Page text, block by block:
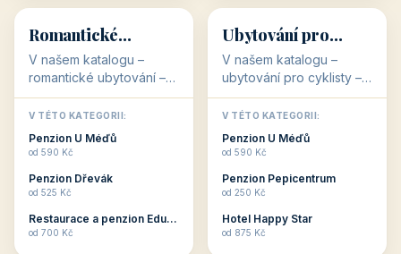
💕
Romantické
ubytování
V našem katalogu –
romantické ubytování –
jsou pro Vás připraveny
objekty, které svojí
stavbou, polohou anebo
zaměřením nabízí
Romantické ...
V TÉTO KATEGORII:
Penzion U Méďů
od 590 Kč
Penzion Dřevák
od 525 Kč
Restaurace a penzion Eduard
od 700 Kč
🚴 32 objektů
Ubytování pro
cyklisty
V našem katalogu –
ubytování pro cyklisty –
jsou pro Vás připraveny
objekty, které jsou na
milovníky cykloturistiky
připraveny. Většinou mají
V TÉTO KATEGORII:
Penzion U Méďů
od 590 Kč
Penzion Pepicentrum
od 250 Kč
Hotel Happy Star
od 875 Kč
👥 💼